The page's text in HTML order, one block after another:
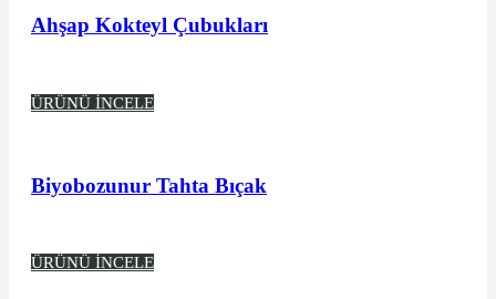
Ahşap Kokteyl Çubukları
ÜRÜNÜ İNCELE
Biyobozunur Tahta Bıçak
ÜRÜNÜ İNCELE